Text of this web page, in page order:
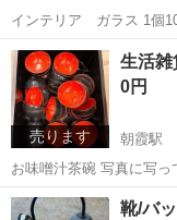
インテリア ガラス 1個
埼玉 朝霞市 北朝
売ります
生活雑
0円
朝霞駅
お味噌汁茶碗 写真に写
埼玉 朝霞市 朝
靴/バ